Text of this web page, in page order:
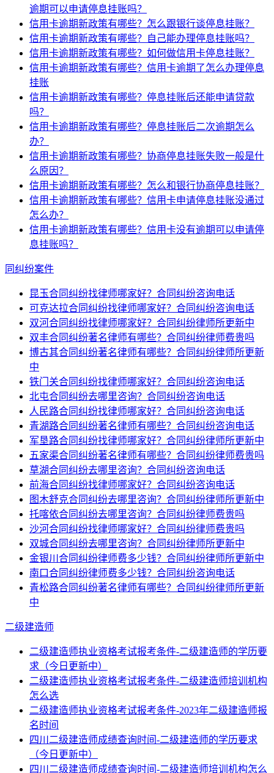
逾期可以申请停息挂账吗？
信用卡逾期新政策有哪些？怎么跟银行谈停息挂账？
信用卡逾期新政策有哪些？自己能办理停息挂账吗？
信用卡逾期新政策有哪些？如何做信用卡停息挂账？
信用卡逾期新政策有哪些？信用卡逾期了怎么办理停息
挂账
信用卡逾期新政策有哪些？停息挂账后还能申请贷款
吗？
信用卡逾期新政策有哪些？停息挂账后二次逾期怎么
办？
信用卡逾期新政策有哪些？协商停息挂账失败一般是什
么原因？
信用卡逾期新政策有哪些？怎么和银行协商停息挂账？
信用卡逾期新政策有哪些？信用卡申请停息挂账没通过
怎么办？
信用卡逾期新政策有哪些？信用卡没有逾期可以申请停
息挂账吗？
同纠纷案件
昆玉合同纠纷找律师哪家好？合同纠纷咨询电话
可克达拉合同纠纷找律师哪家好？合同纠纷咨询电话
双河合同纠纷找律师哪家好？合同纠纷律师所更新中
双丰合同纠纷著名律师有哪些？合同纠纷律师费贵吗
博古其合同纠纷著名律师有哪些？合同纠纷律师所更新
中
铁门关合同纠纷找律师哪家好？合同纠纷咨询电话
北屯合同纠纷去哪里咨询？合同纠纷咨询电话
人民路合同纠纷找律师哪家好？合同纠纷咨询电话
青湖路合同纠纷著名律师有哪些？合同纠纷咨询电话
军垦路合同纠纷找律师哪家好？合同纠纷律师所更新中
五家渠合同纠纷著名律师有哪些？合同纠纷律师费贵吗
草湖合同纠纷去哪里咨询？合同纠纷咨询电话
前海合同纠纷找律师哪家好？合同纠纷咨询电话
图木舒克合同纠纷去哪里咨询？合同纠纷律师所更新中
托喀依合同纠纷去哪里咨询？合同纠纷律师费贵吗
沙河合同纠纷找律师哪家好？合同纠纷律师费贵吗
双城合同纠纷去哪里咨询？合同纠纷律师所更新中
金银川合同纠纷律师费多少钱？合同纠纷律师所更新中
南口合同纠纷律师费多少钱？合同纠纷咨询电话
青松路合同纠纷著名律师有哪些？合同纠纷律师所更新
中
二级建造师
二级建造师执业资格考试报考条件-二级建造师的学历要
求（今日更新中）
二级建造师执业资格考试报考条件-二级建造师培训机构
怎么选
二级建造师执业资格考试报考条件-2023年二级建造师报
名时间
四川二级建造师成绩查询时间-二级建造师的学历要求
（今日更新中）
四川二级建造师成绩查询时间-二级建造师培训机构怎么